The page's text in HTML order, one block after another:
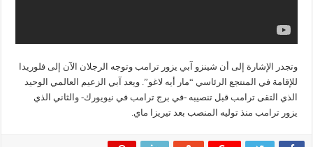
وتجدر الإشارة إلى أن شينزو آبي يزور ترامب وتوجه الرجلان الآن إلى فلوريدا
للإقامة في المنتجع الرئاسي “مار أيه لاغو”. ويعد آبي الزعيم العالمي الوحيد
الذي التقى ترامب قبل تنصيبه -في برج ترامب في نيويورك- والثاني الذي
يزور ترامب منذ توليه المنصب بعد تيريزا ماي.